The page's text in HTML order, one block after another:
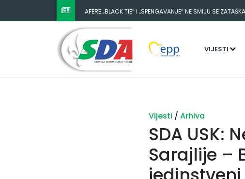
AFERE „BLACK TIE“ I „SPENGAVANJE“ NE SMIJU SE
VIJESTI
Vijesti / Arhiva
SDA USK:
Sarajlije –